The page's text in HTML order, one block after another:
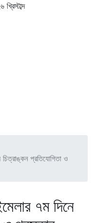
প্রতিযোগিতা ও
৭ম দিনে